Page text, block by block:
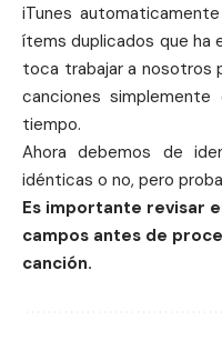
iTunes
ítems duplicados que ha
toca trabajar a nosotros
canciones
tiempo.
Ahora debemos de
idénticas o no, pero
Es importante revisar
campos antes de
canción.